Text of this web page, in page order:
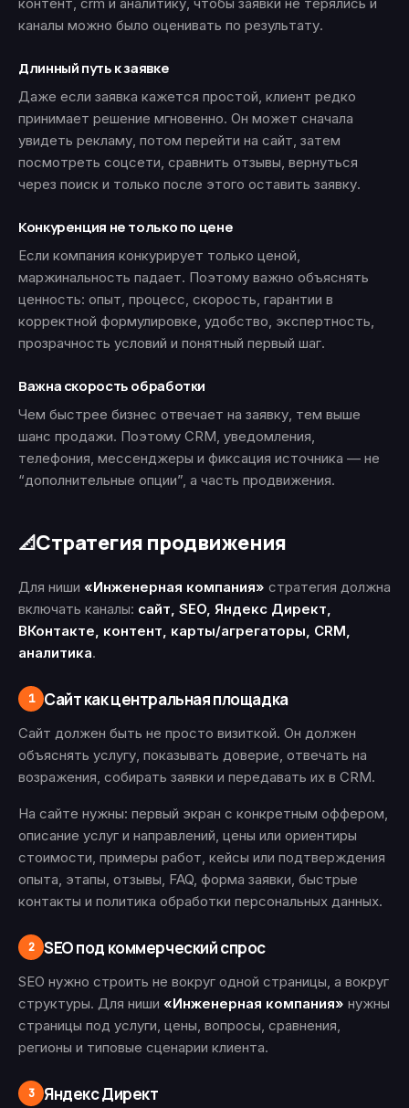
каналы можно было оценивать по результату.
Длинный путь к заявке
Даже если заявка кажется простой, клиент редко
принимает решение мгновенно. Он может сначала
увидеть рекламу, потом перейти на сайт, затем
посмотреть соцсети, сравнить отзывы, вернуться
через поиск и только после этого оставить заявку.
Конкуренция не только по цене
Если компания конкурирует только ценой,
маржинальность падает. Поэтому важно объяснять
ценность: опыт, процесс, скорость, гарантии в
корректной формулировке, удобство, экспертность,
прозрачность условий и понятный первый шаг.
Важна скорость обработки
Чем быстрее бизнес отвечает на заявку, тем выше
шанс продажи. Поэтому CRM, уведомления,
телефония, мессенджеры и фиксация источника — не
“дополнительные опции”, а часть продвижения.
📐Стратегия продвижения
Для ниши «Инженерная компания» стратегия должна
включать каналы: сайт, SEO, Яндекс Директ,
ВКонтакте, контент, карты/агрегаторы, CRM,
аналитика.
1 Сайт как центральная площадка
Сайт должен быть не просто визиткой. Он должен
объяснять услугу, показывать доверие, отвечать на
возражения, собирать заявки и передавать их в CRM.
На сайте нужны: первый экран с конкретным оффером,
описание услуг и направлений, цены или ориентиры
стоимости, примеры работ, кейсы или подтверждения
опыта, этапы, отзывы, FAQ, форма заявки, быстрые
контакты и политика обработки персональных данных.
2 SEO под коммерческий спрос
SEO нужно строить не вокруг одной страницы, а вокруг
структуры. Для ниши «Инженерная компания» нужны
страницы под услуги, цены, вопросы, сравнения,
регионы и типовые сценарии клиента.
3 Яндекс Директ